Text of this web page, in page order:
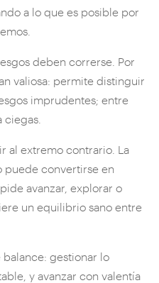
a lo que es posible por
deben correrse. Por
valiosa: permite distinguir
imprudentes; entre
ciegas.
al extremo contrario. La
puede convertirse en
avanzar, explorar o
un equilibrio sano entre
balance: gestionar lo
y avanzar con valentía